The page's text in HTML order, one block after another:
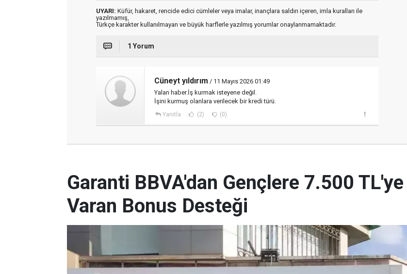
UYARI: Küfür, hakaret, rencide edici cümleler veya imalar, inançlara saldırı içeren, imla kuralları ile
yazılmamış,
Türkçe karakter kullanılmayan ve büyük harflerle yazılmış yorumlar onaylanmamaktadır.
1 Yorum
Cüneyt yıldırım / 11 Mayıs 2026 01:49
Yalan haber.İş kurmak isteyene değil.
İşini kurmuş olanlara verilecek bir kredi türü.
Yanıtla (2) (0)
Garanti BBVA'dan Gençlere 7.500 TL'ye
Varan Bonus Desteği